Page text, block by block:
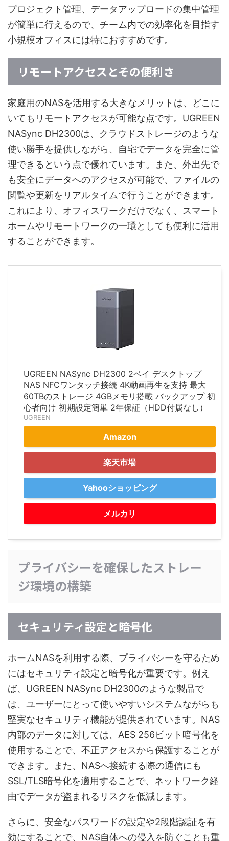
プロジェクト管理、データアップロードの集中管理
が簡単に行えるので、チーム内での効率化を目指す
小規模オフィスには特におすすめです。
リモートアクセスとその便利さ
家庭用のNASを活用する大きなメリットは、どこに
いてもリモートアクセスが可能な点です。UGREEN
NASync DH2300は、クラウドストレージのような
使い勝手を提供しながら、自宅でデータを完全に管
理できるという点で優れています。また、外出先で
も安全にデータへのアクセスが可能で、ファイルの
閲覧や更新をリアルタイムで行うことができます。
これにより、オフィスワークだけでなく、スマート
ホームやリモートワークの一環としても便利に活用
することができます。
UGREEN NASync DH2300 2ベイ デスクトップ
NAS NFCワンタッチ接続​​ 4K動画再生を支持 最大
60TBのストレージ 4GBメモリ搭載 バックアップ 初
心者向け 初期設定簡単 ​​2年保証（HDD付属なし）
UGREEN
Amazon
楽天市場
Yahooショッピング
メルカリ
プライバシーを確保したストレー
ジ環境の構築
セキュリティ設定と暗号化
ホームNASを利用する際、プライバシーを守るため
にはセキュリティ設定と暗号化が重要です。例え
ば、UGREEN NASync DH2300のような製品で
は、ユーザーにとって使いやすいシステムながらも
堅実なセキュリティ機能が提供されています。NAS
内部のデータに対しては、AES 256ビット暗号化を
使用することで、不正アクセスから保護することが
できます。また、NASへ接続する際の通信にも
SSL/TLS暗号化を適用することで、ネットワーク経
由でデータが盗まれるリスクを低減します。
さらに、安全なパスワードの設定や2段階認証を有
効にすることで、NAS自体への侵入を防ぐことも重